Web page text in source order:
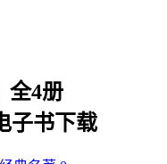
全4册
子书下载